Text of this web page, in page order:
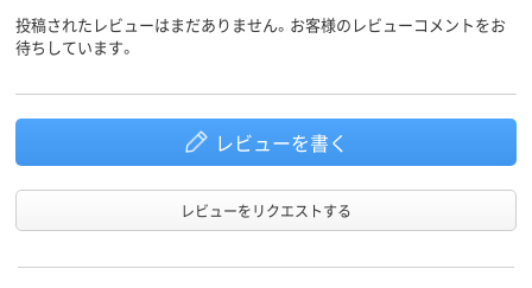
投稿されたレビューはまだありません。お客様のレビューコメントをお
待ちしています。
レビューを書く
レビューをリクエストする